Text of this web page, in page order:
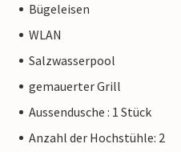
Bügeleisen
WLAN
Salzwasserpool
gemauerter Grill
Aussendusche : 1 Stück
Anzahl der Hochstühle: 2